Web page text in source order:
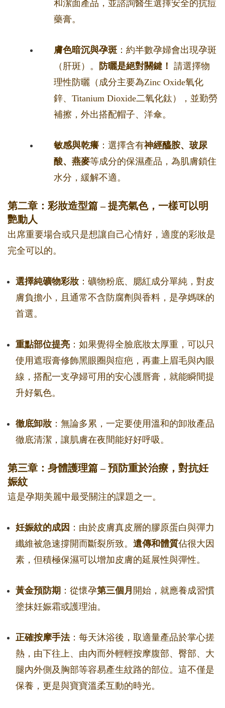
和潔面產品，並諮詢醫生選擇安全的抗痘
藥膏。
膚色暗沉與孕斑 ：約半數孕婦會出現孕斑
（肝斑）。
防曬是絕對關鍵！ 請選擇物
理性防曬（成分主要為Zinc Oxide氧化
鋅、Titanium Dioxide二氧化鈦），並勤勞
補擦，外出搭配帽子、洋傘。
敏感與乾癢 ：選擇含有神經醯胺、玻尿
酸、燕麥等成分的保濕產品，為肌膚鎖住
水分，緩解不適。
第二章：彩妝造型篇 – 提亮氣色，一樣可以明
艷動人
出席重要場合或只是想讓自己心情好，適度的彩妝是
完全可以的。
選擇純礦物彩妝 ：礦物粉底、腮紅成分單純，對皮
膚負擔小，且通常不含防腐劑與香料，是孕媽咪的
首選。
重點部位提亮 ：如果覺得全臉底妝太厚重，可以只
使用遮瑕膏修飾黑眼圈與痘疤，再畫上眉毛與內眼
線，搭配一支孕婦可用的安心護唇膏，就能瞬間提
升好氣色。
徹底卸妝 ：無論多累，一定要使用溫和的卸妝產品
徹底清潔，讓肌膚在夜間能好好呼吸。
第三章：身體護理篇 – 預防重於治療，對抗妊
娠紋
這是孕期美麗中最受關注的課題之一。
妊娠紋的成因 ：由於皮膚真皮層的膠原蛋白與彈力
纖維被急速撐開而斷裂所致。 遺傳和體質佔很大因
素，但積極保濕可以增加皮膚的延展性與彈性。
黃金預防期 ：從懷孕第三個月 開始，就應養成習慣
塗抹妊娠霜或護理油。
正確按摩手法：每天沐浴後，取適量產品於掌心搓
熱，由下往上、由內而外輕輕按摩腹部、臀部、大
腿內外側及胸部等容易產生紋路的部位。這不僅是
保養，更是與寶寶溫柔互動的時光。